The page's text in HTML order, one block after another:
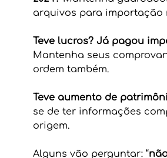
arquivos para importação
Teve lucros? Já pagou
Mantenha seus
ordem também.
Teve aumento de
se de ter informações
origem.
Alguns vão perguntar: “